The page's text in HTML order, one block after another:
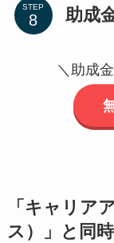
STEP 助成
＼助成
「キャリア
ス）」と同